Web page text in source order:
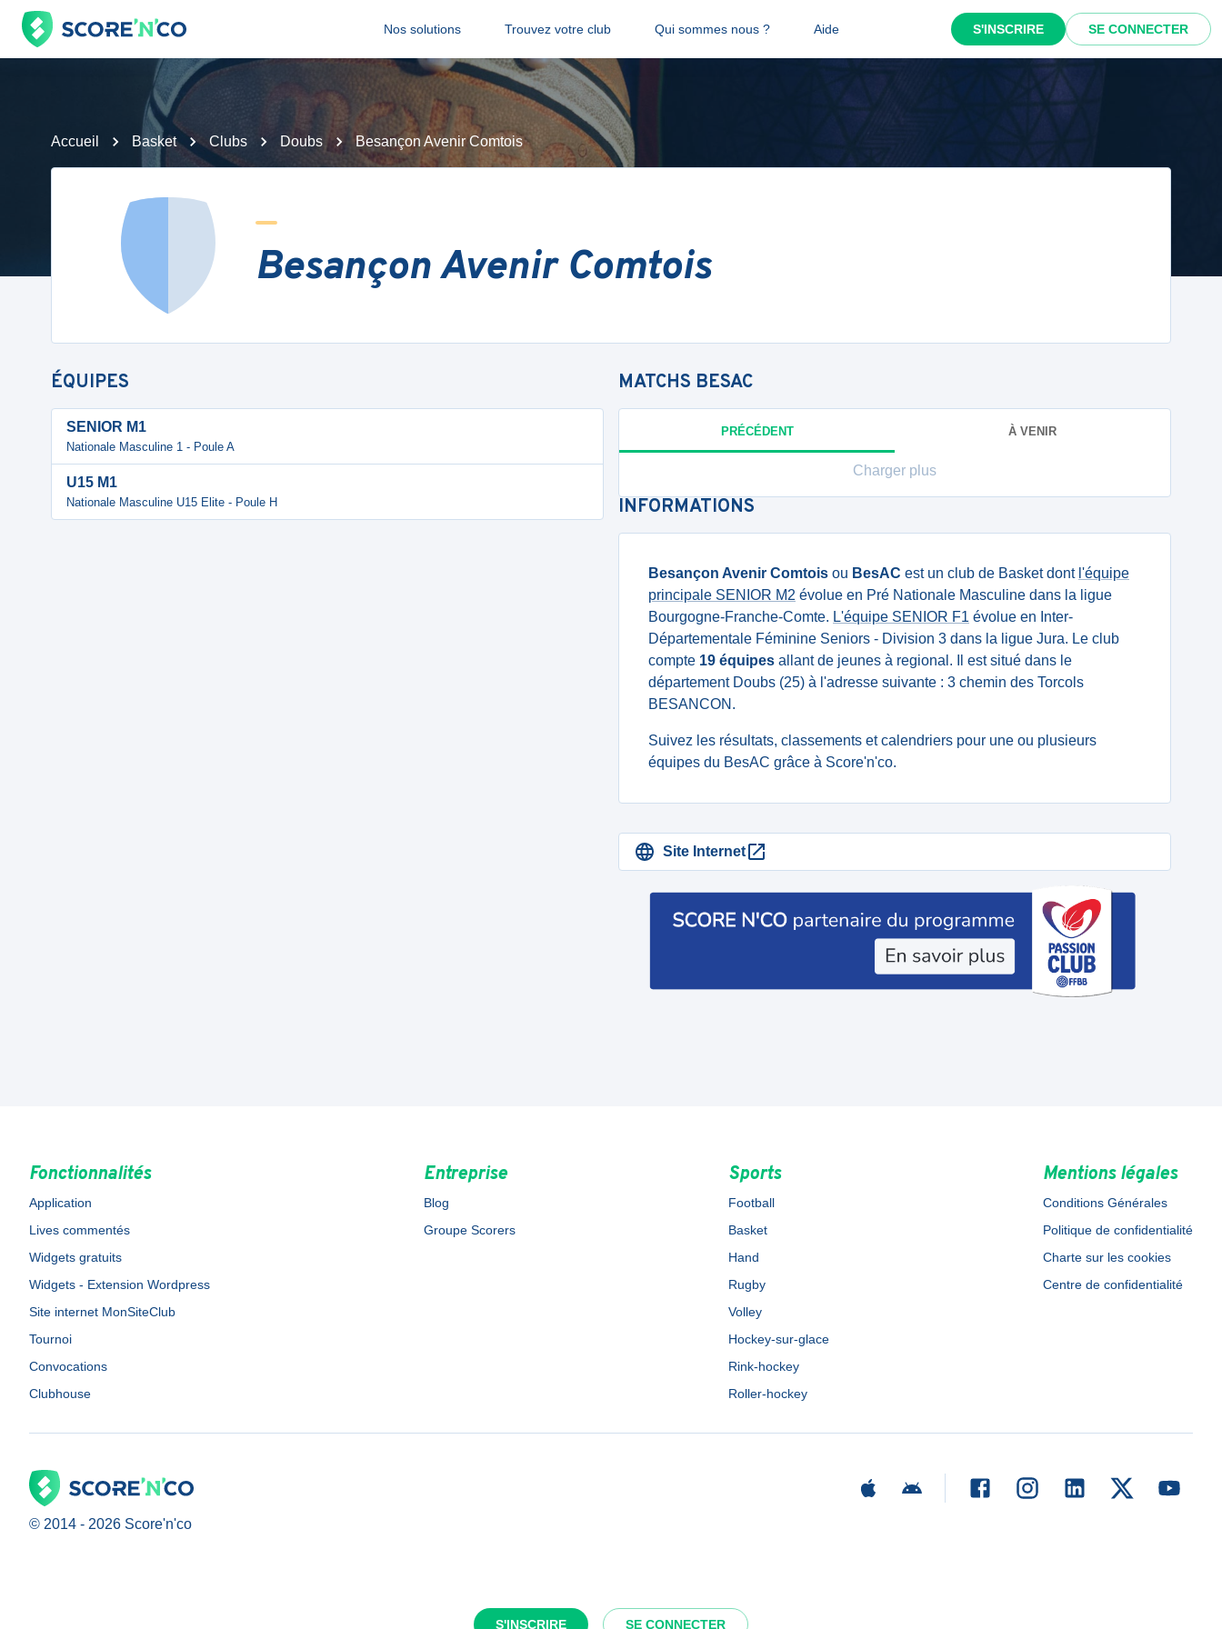
Nos solutions Trouvez votre club Qui sommes nous ? Aide S'INSCRIRE SE CONNECTER
S'INSCRIRE SE CONNECTER
Accueil Basket Clubs Doubs Besançon Avenir Comtois
Besançon Avenir Comtois
ÉQUIPES
SENIOR M1
Nationale Masculine 1 - Poule A
U15 M1
Nationale Masculine U15 Elite - Poule H
MATCHS BESAC
PRÉCÉDENT À VENIR
Charger plus
INFORMATIONS
Besançon Avenir Comtois ou BesAC est un club de Basket dont l'équipe
principale SENIOR M2 évolue en Pré Nationale Masculine dans la ligue
Bourgogne-Franche-Comte. L'équipe SENIOR F1 évolue en Inter-
Départementale Féminine Seniors - Division 3 dans la ligue Jura. Le club
compte 19 équipes allant de jeunes à regional. Il est situé dans le
département Doubs (25) à l'adresse suivante : 3 chemin des Torcols
BESANCON.
Suivez les résultats, classements et calendriers pour une ou plusieurs
équipes du BesAC grâce à Score'n'co.
Site Internet
Fonctionnalités
Application
Lives commentés
Widgets gratuits
Widgets - Extension Wordpress
Site internet MonSiteClub
Tournoi
Convocations
Clubhouse
Entreprise
Blog
Groupe Scorers
Sports
Football
Basket
Hand
Rugby
Volley
Hockey-sur-glace
Rink-hockey
Roller-hockey
Mentions légales
Conditions Générales
Politique de confidentialité
Charte sur les cookies
Centre de confidentialité
© 2014 - 2026 Score'n'co